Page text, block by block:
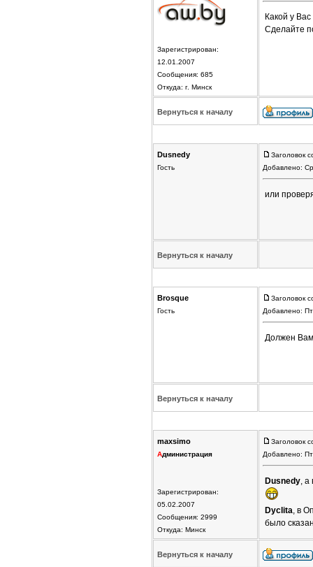
Зарегистрирован:
12.01.2007
Сообщения: 685
Откуда: г. Минск
Какой у
Сделайте
Вернуться к началу
Dusnedy
Гость
Заголовок
Добавлено:
или
Вернуться к началу
Brosque
Гость
Заголовок
Добавлено:
Должен
Вернуться к началу
maxsimo
Администрация
Зарегистрирован:
05.02.2007
Сообщения: 2999
Откуда: Минск
Заголовок
Добавлено:
Dusnedy, а
Dyclita, в
было
Вернуться к началу